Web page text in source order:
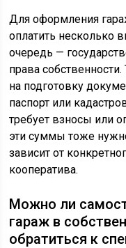
Для оформления
оплатить несколько
очередь —
права
на подготовку
паспорт или
требует взносы или
эти суммы тоже
зависит от
кооператива.
Можно ли
гараж в
обратиться к